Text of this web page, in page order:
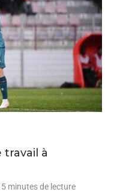
travail à
5 minutes de lecture